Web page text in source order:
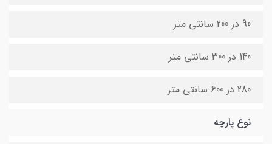
90 در 200 سانتی متر
140 در 300 سانتی متر
280 در 600 سانتی متر
نوع پارچه